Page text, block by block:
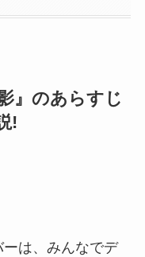
』のあらすじ
!
は、みんなでデ